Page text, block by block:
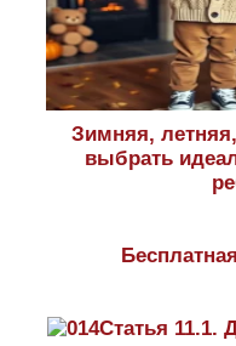
Зимняя,
выбрать
Статья 11.1.